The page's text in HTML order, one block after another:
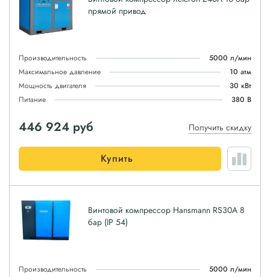
прямой привод
Производительность
5000 л/мин
Максимальное давление
10 атм
Мощность двигателя
30 кВт
Питание
380 В
446 924 руб Получить скидку
Купить
Винтовой компрессор Hansmann RS30A 8
бар (IP 54)
Производительность
5000 л/мин